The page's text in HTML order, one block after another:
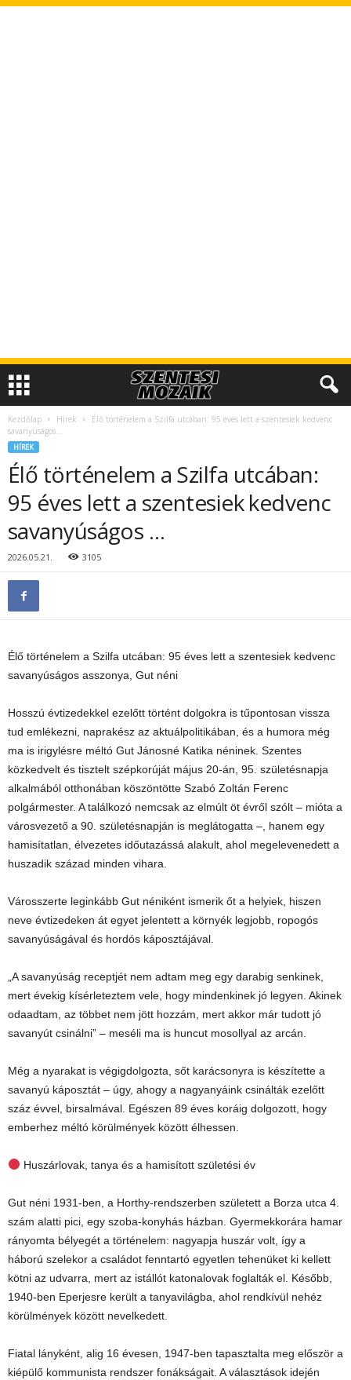
Kezdőlap Hírek
Élő történelem a Szilfa utcában: 95 éves lett a szentesiek kedvenc
savanyúságos...
HÍREK
Élő történelem a Szilfa utcában:
95 éves lett a szentesiek kedvenc
savanyúságos …
2026.05.21. 3105
Élő történelem a Szilfa utcában: 95 éves lett a szentesiek kedvenc
savanyúságos asszonya, Gut néni
Hosszú évtizedekkel ezelőtt történt dolgokra is tűpontosan vissza
tud emlékezni, naprakész az aktuálpolitikában, és a humora még
ma is irigylésre méltó Gut Jánosné Katika néninek. Szentes
közkedvelt és tisztelt szépkorúját május 20-án, 95. születésnapja
alkalmából otthonában köszöntötte Szabó Zoltán Ferenc
polgármester. A találkozó nemcsak az elmúlt öt évről szólt – mióta a
városvezető a 90. születésnapján is meglátogatta –, hanem egy
hamisítatlan, élvezetes időutazássá alakult, ahol megelevenedett a
huszadik század minden vihara.
Városszerte leginkább Gut néniként ismerik őt a helyiek, hiszen
neve évtizedeken át egyet jelentett a környék legjobb, ropogós
savanyúságával és hordós káposztájával.
„A savanyúság receptjét nem adtam meg egy darabig senkinek,
mert évekig kísérleteztem vele, hogy mindenkinek jó legyen. Akinek
odaadtam, az többet nem jött hozzám, mert akkor már tudott jó
savanyút csinálni” – meséli ma is huncut mosollyal az arcán.
Még a nyarakat is végigdolgozta, sőt karácsonyra is készítette a
savanyú káposztát – úgy, ahogy a nagyanyáink csinálták ezelőtt
száz évvel, birsalmával. Egészen 89 éves koráig dolgozott, hogy
emberhez méltó körülmények között élhessen.
Huszárlovak, tanya és a hamisított születési év
Gut néni 1931-ben, a Horthy-rendszerben született a Borza utca 4.
szám alatti pici, egy szoba-konyhás házban. Gyermekkorára hamar
rányomta bélyegét a történelem: nagyapja huszár volt, így a
háború szelekor a családot fenntartó egyetlen tehenüket ki kellett
kötni az udvarra, mert az istállót katonalovak foglalták el. Később,
1940-ben Eperjesre került a tanyavilágba, ahol rendkívül nehéz
körülmények között nevelkedett.
Fiatal lányként, alig 16 évesen, 1947-ben tapasztalta meg először a
kiépülő kommunista rendszer fonákságait. A választások idején